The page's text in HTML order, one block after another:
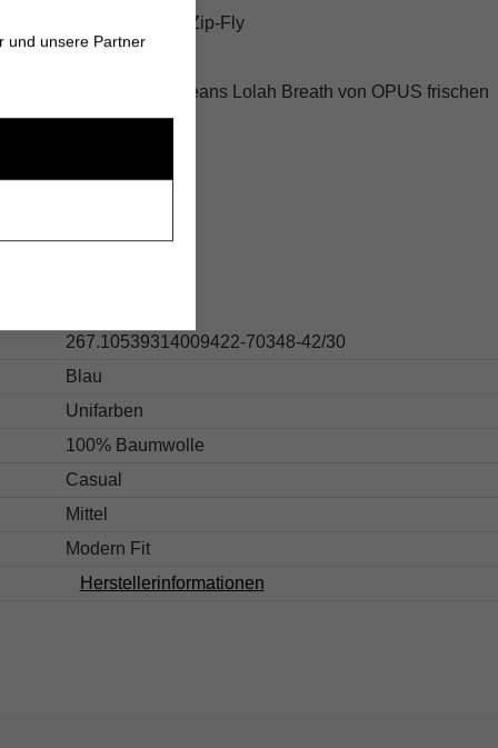
Design mit verdecktem Zip-Fly
bringe mit den Barrel Jeans Lolah Breath von OPUS frischen
267.10539314009422-70348-42/30
Blau
Unifarben
100% Baumwolle
Casual
Mittel
Modern Fit
Herstellerinformationen
und unsere Partner